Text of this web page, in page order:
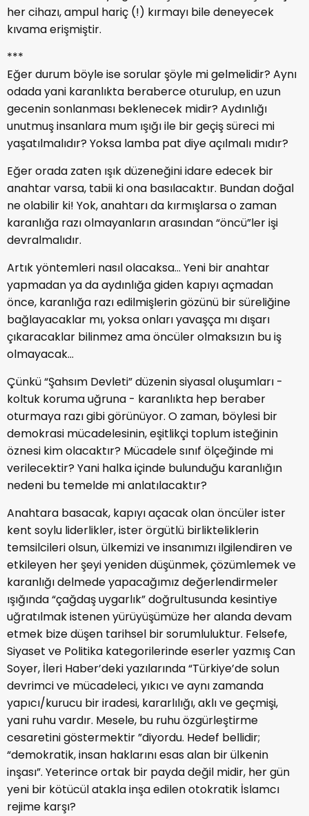
her cihazı, ampul hariç (!) kırmayı bile deneyecek
kıvama erişmiştir.
***
Eğer durum böyle ise sorular şöyle mi gelmelidir? Aynı
odada yani karanlıkta beraberce oturulup, en uzun
gecenin sonlanması beklenecek midir? Aydınlığı
unutmuş insanlara mum ışığı ile bir geçiş süreci mi
yaşatılmalıdır? Yoksa lamba pat diye açılmalı mıdır?
Eğer orada zaten ışık düzeneğini idare edecek bir
anahtar varsa, tabii ki ona basılacaktır. Bundan doğal
ne olabilir ki! Yok, anahtarı da kırmışlarsa o zaman
karanlığa razı olmayanların arasından “öncü”ler işi
devralmalıdır.
Artık yöntemleri nasıl olacaksa… Yeni bir anahtar
yapmadan ya da aydınlığa giden kapıyı açmadan
önce, karanlığa razı edilmişlerin gözünü bir süreliğine
bağlayacaklar mı, yoksa onları yavaşça mı dışarı
çıkaracaklar bilinmez ama öncüler olmaksızın bu iş
olmayacak…
Çünkü “Şahsım Devleti” düzenin siyasal oluşumları -
koltuk koruma uğruna - karanlıkta hep beraber
oturmaya razı gibi görünüyor. O zaman, böylesi bir
demokrasi mücadelesinin, eşitlikçi toplum isteğinin
öznesi kim olacaktır? Mücadele sınıf ölçeğinde mi
verilecektir? Yani halka içinde bulunduğu karanlığın
nedeni bu temelde mi anlatılacaktır?
Anahtara basacak, kapıyı açacak olan öncüler ister
kent soylu liderlikler, ister örgütlü birlikteliklerin
temsilcileri olsun, ülkemizi ve insanımızı ilgilendiren ve
etkileyen her şeyi yeniden düşünmek, çözümlemek ve
karanlığı delmede yapacağımız değerlendirmeler
ışığında “çağdaş uygarlık” doğrultusunda kesintiye
uğratılmak istenen yürüyüşümüze her alanda devam
etmek bize düşen tarihsel bir sorumluluktur. Felsefe,
Siyaset ve Politika kategorilerinde eserler yazmış Can
Soyer, İleri Haber’deki yazılarında “Türkiye’de solun
devrimci ve mücadeleci, yıkıcı ve aynı zamanda
yapıcı/kurucu bir iradesi, kararlılığı, aklı ve geçmişi,
yani ruhu vardır. Mesele, bu ruhu özgürleştirme
cesaretini göstermektir ”diyordu. Hedef bellidir;
“demokratik, insan haklarını esas alan bir ülkenin
inşası”. Yeterince ortak bir payda değil midir, her gün
yeni bir kötücül atakla inşa edilen otokratik İslamcı
rejime karşı?